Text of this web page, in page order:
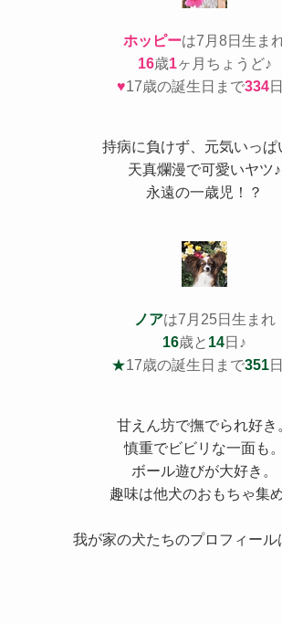
ホッピーは7月8日生ま
16歳1ヶ月ちょうど♪
♥17歳の誕生日まで334日
持病に負けず、元気いっぱ
天真爛漫で可愛いヤツ♪
永遠の一歳児！？
ノアは7月25日生まれ
16歳と 14日♪
★17歳の誕生日まで351日
甘えん坊で撫でられ好き
慎重でビビリな一面も。
ボール遊びが大好き。
趣味は他犬のおもちゃ集め
我が家の犬たちのプロフィール